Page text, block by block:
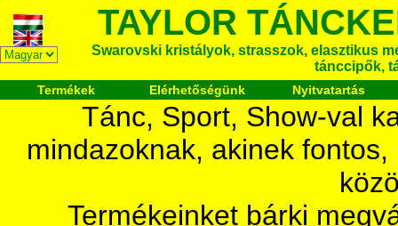
TAYLOR
Swarovski kristályok, strasszok, elasztikus
tánccipők,
Termékek Elérhetőségünk Nyitvatartás
Tánc, Sport, Show-val
mindazoknak, akinek
Termékeinket bárki